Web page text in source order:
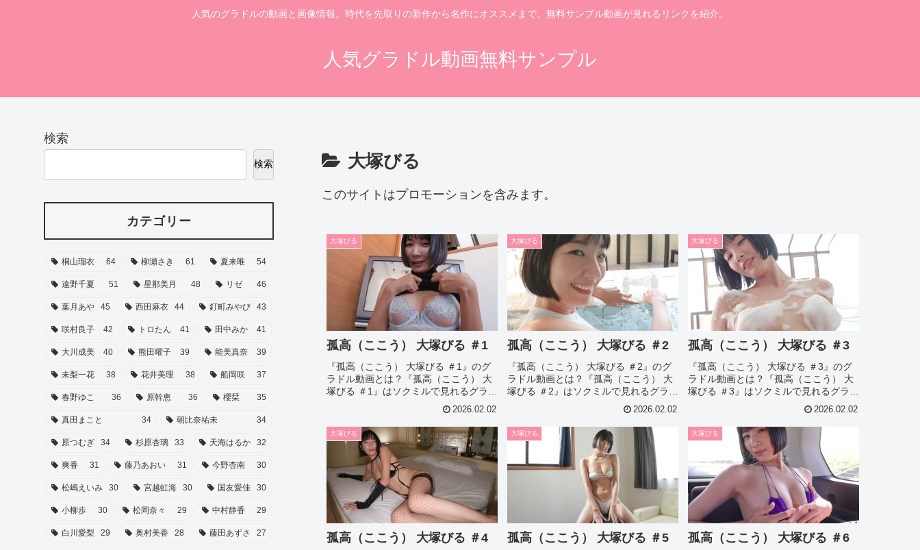
人気のグラドルの動画と画像情報。時代を先取りの新作から名作にオススメまで。無料サンプル動画が見れるリンクを紹介。
人気グラドル動画無料サンプル
大塚びる
このサイトはプロモーションを含みます。
大塚びる
孤高（ここう） 大塚びる ＃1
『孤高（ここう） 大塚びる ＃1』のグ
ラドル動画とは？『孤高（ここう） 大
塚びる ＃1』はソクミルで見れるグラド
ル動画です。作品IDは530503のこの
『孤高（ここう） 大塚びる ＃1』につ
いて今回は見所やシーン別のグラドル
画像があれば紹介...
2026.02.02
大塚びる
孤高（ここう） 大塚びる ＃2
『孤高（ここう） 大塚びる ＃2』のグ
ラドル動画とは？『孤高（ここう） 大
塚びる ＃2』はソクミルで見れるグラド
ル動画です。作品IDは530504のこの
『孤高（ここう） 大塚びる ＃2』につ
いて今回は見所やシーン別のグラドル
画像があれば紹介...
2026.02.02
大塚びる
孤高（ここう） 大塚びる ＃3
『孤高（ここう） 大塚びる ＃3』のグ
ラドル動画とは？『孤高（ここう） 大
塚びる ＃3』はソクミルで見れるグラド
ル動画です。作品IDは530505のこの
『孤高（ここう） 大塚びる ＃3』につ
いて今回は見所やシーン別のグラドル
画像があれば紹介...
2026.02.02
大塚びる
孤高（ここう） 大塚びる ＃4
大塚びる
孤高（ここう） 大塚びる ＃5
大塚びる
孤高（ここう） 大塚びる ＃6
検索
検索
カテゴリー
桐山瑠衣 64 柳瀬さき 61 夏来唯 54
遠野千夏 51 星那美月 48 リゼ 46
葉月あや 45 西田麻衣 44 釘町みやび 43
咲村良子 42 トロたん 41 田中みか 41
大川成美 40 熊田曜子 39 能美真奈 39
未梨一花 38 花井美理 38 船岡咲 37
春野ゆこ 36 原幹恵 36 櫻栞 35
真田まこと 34 朝比奈祐未 34
原つむぎ 34 杉原杏璃 33 天海はるか 32
爽香 31 藤乃あおい 31 今野杏南 30
松嶋えいみ 30 宮越虹海 30 国友愛佳 30
小柳歩 30 松岡奈々 29 中村静香 29
白川愛梨 29 奥村美香 28 藤田あずさ 27